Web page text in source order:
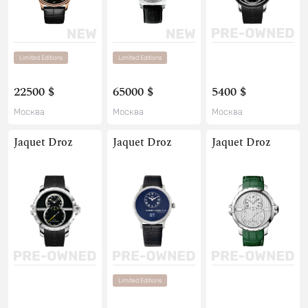
Limited Editions
22500 $
Москва
Limited Editions
65000 $
Москва
5400 $
Москва
Jaquet Droz Jaquet Droz
Limited Editions
Jaquet Droz